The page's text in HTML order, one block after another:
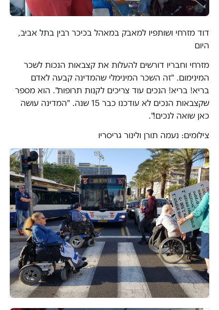
דוד מזרחי ושותפיו למאבק במאהל בכיכר רבין בתל אביב,
היום
מזרחי וחבריו דורשים להעלות את קצבאות הנכות לשכר
המינימום. "זה השכר המינימלי שהמדינה קבעה לאדם
בריא! בריא! הנכים עוד צריכים לקנות תרופות". הוא מספר
שקצבאות הנכים לא עודכנו כבר 15 שנה. "המדינה עושה
כאן שואה לנכים!".
צילומים: נעמה תורן ולינור גריסריו